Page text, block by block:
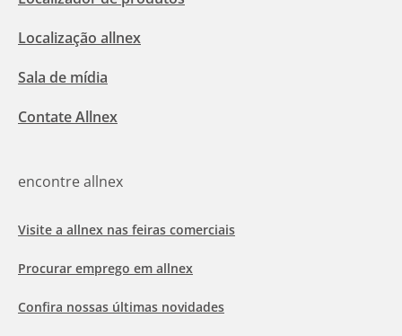
Localização allnex
Sala de mídia
Contate Allnex
encontre allnex
Visite a allnex nas feiras comerciais
Procurar emprego em allnex
Confira nossas últimas novidades